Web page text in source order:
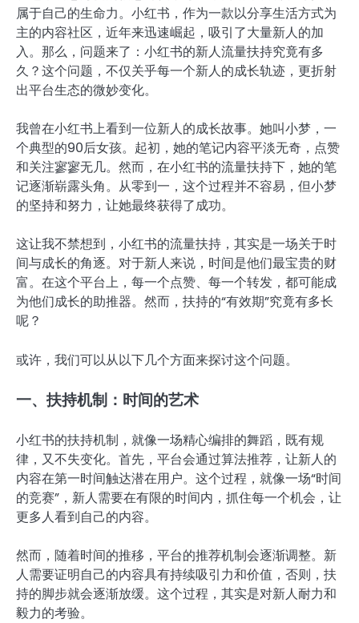
属于自己的生命力。小红书，作为一款以分享生活方式为
主的内容社区，近年来迅速崛起，吸引了大量新人的加
入。那么，问题来了：小红书的新人流量扶持究竟有多
久？这个问题，不仅关乎每一个新人的成长轨迹，更折射
出平台生态的微妙变化。
我曾在小红书上看到一位新人的成长故事。她叫小梦，一
个典型的90后女孩。起初，她的笔记内容平淡无奇，点赞
和关注寥寥无几。然而，在小红书的流量扶持下，她的笔
记逐渐崭露头角。从零到一，这个过程并不容易，但小梦
的坚持和努力，让她最终获得了成功。
这让我不禁想到，小红书的流量扶持，其实是一场关于时
间与成长的角逐。对于新人来说，时间是他们最宝贵的财
富。在这个平台上，每一个点赞、每一个转发，都可能成
为他们成长的助推器。然而，扶持的“有效期”究竟有多长
呢？
或许，我们可以从以下几个方面来探讨这个问题。
一、扶持机制：时间的艺术
小红书的扶持机制，就像一场精心编排的舞蹈，既有规
律，又不失变化。首先，平台会通过算法推荐，让新人的
内容在第一时间触达潜在用户。这个过程，就像一场“时间
的竞赛”，新人需要在有限的时间内，抓住每一个机会，让
更多人看到自己的内容。
然而，随着时间的推移，平台的推荐机制会逐渐调整。新
人需要证明自己的内容具有持续吸引力和价值，否则，扶
持的脚步就会逐渐放缓。这个过程，其实是对新人耐力和
毅力的考验。